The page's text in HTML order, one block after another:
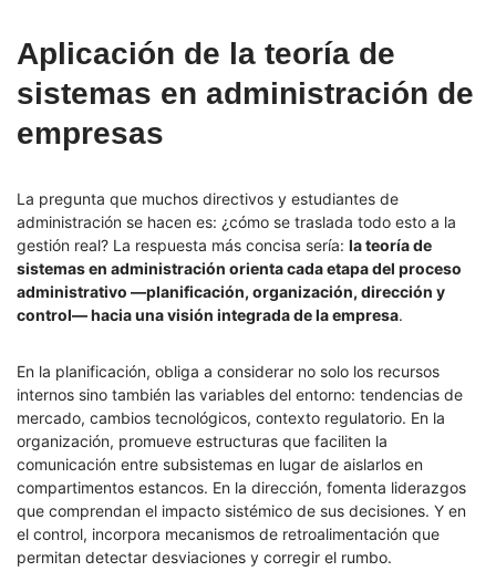
Aplicación de la teoría de
sistemas en administración de
empresas
La pregunta que muchos directivos y estudiantes de
administración se hacen es: ¿cómo se traslada todo esto a la
gestión real? La respuesta más concisa sería: la teoría de
sistemas en administración orienta cada etapa del proceso
administrativo —planificación, organización, dirección y
control— hacia una visión integrada de la empresa.
En la planificación, obliga a considerar no solo los recursos
internos sino también las variables del entorno: tendencias de
mercado, cambios tecnológicos, contexto regulatorio. En la
organización, promueve estructuras que faciliten la
comunicación entre subsistemas en lugar de aislarlos en
compartimentos estancos. En la dirección, fomenta liderazgos
que comprendan el impacto sistémico de sus decisiones. Y en
el control, incorpora mecanismos de retroalimentación que
permitan detectar desviaciones y corregir el rumbo.